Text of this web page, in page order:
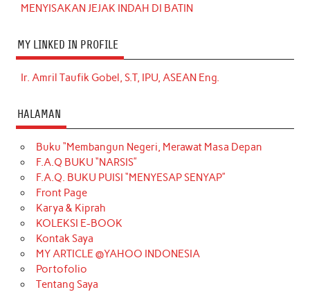
MENYISAKAN JEJAK INDAH DI BATIN
MY LINKED IN PROFILE
Ir. Amril Taufik Gobel, S.T, IPU, ASEAN Eng.
HALAMAN
Buku “Membangun Negeri, Merawat Masa Depan
F.A.Q BUKU “NARSIS”
F.A.Q. BUKU PUISI “MENYESAP SENYAP”
Front Page
Karya & Kiprah
KOLEKSI E-BOOK
Kontak Saya
MY ARTICLE @YAHOO INDONESIA
Portofolio
Tentang Saya